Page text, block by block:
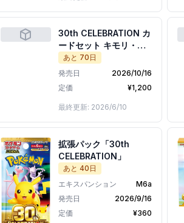
30th CELEBRATION カ
ードセット キモリ・ア
チャモ・ミズゴロウ
あと 70 日
発売日
2026/10/16
定価
¥1,200
最終更新: 2026/6/10
拡張パック「30th
CELEBRATION」
あと 40 日
エキスパンション
M6a
発売日
2026/9/16
定価
¥360